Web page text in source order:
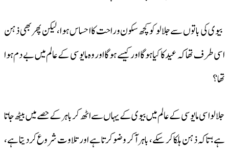
بیوی کی باتوں سے جلالو کو کچھ سکون وراحت کا احساس ہوا، لیکن پھر بھی ذہن
اسی طرف تھا کہ عید کا کیا ہوگا اور کیسے ہوگا اور وہ مایوسی کے عالم میں بے دم ہوا
تھا؟
جلالو اسی مایوسی کے عالم میں بیوی کے یہاں سے اٹھ کر باہر کے حصے میں بیٹھ جاتا
ہے؛ تاکہ ذہن ہلکا کر سکے، باہر آکر وضو کرتا ہے اور تلاوت شروع کردیتا ہے،